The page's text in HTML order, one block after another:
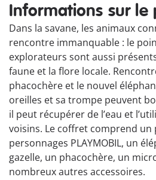
Informations sur le
Dans la savane, les animaux
rencontre immanquable : le
explorateurs sont aussi
faune et la flore locale.
phacochère et le nouvel
oreilles et sa trompe peuvent
il peut récupérer de l’eau et
voisins. Le coffret comprend un
personnages PLAYMOBIL, un
gazelle, un phacochère, un
nombreux autres accessoires.